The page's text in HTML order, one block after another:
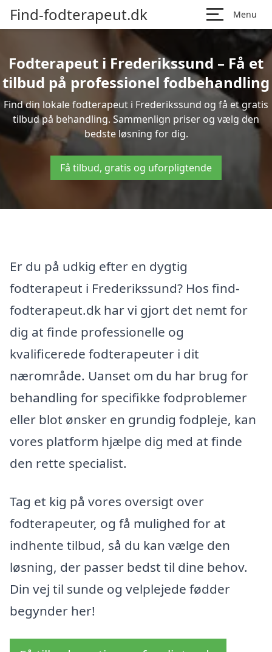
Find-fodterapeut.dk Menu
Fodterapeut i Frederikssund – Få et
tilbud på professionel fodbehandling
Find din lokale fodterapeut i Frederikssund og få et gratis
tilbud på behandling. Sammenlign priser og vælg den
bedste løsning for dig.
Få tilbud, gratis og uforpligtende
Er du på udkig efter en dygtig
fodterapeut i Frederikssund? Hos find-
fodterapeut.dk har vi gjort det nemt for
dig at finde professionelle og
kvalificerede fodterapeuter i dit
nærområde. Uanset om du har brug for
behandling for specifikke fodproblemer
eller blot ønsker en grundig fodpleje, kan
vores platform hjælpe dig med at finde
den rette specialist.
Tag et kig på vores oversigt over
fodterapeuter, og få mulighed for at
indhente tilbud, så du kan vælge den
løsning, der passer bedst til dine behov.
Din vej til sunde og velplejede fødder
begynder her!